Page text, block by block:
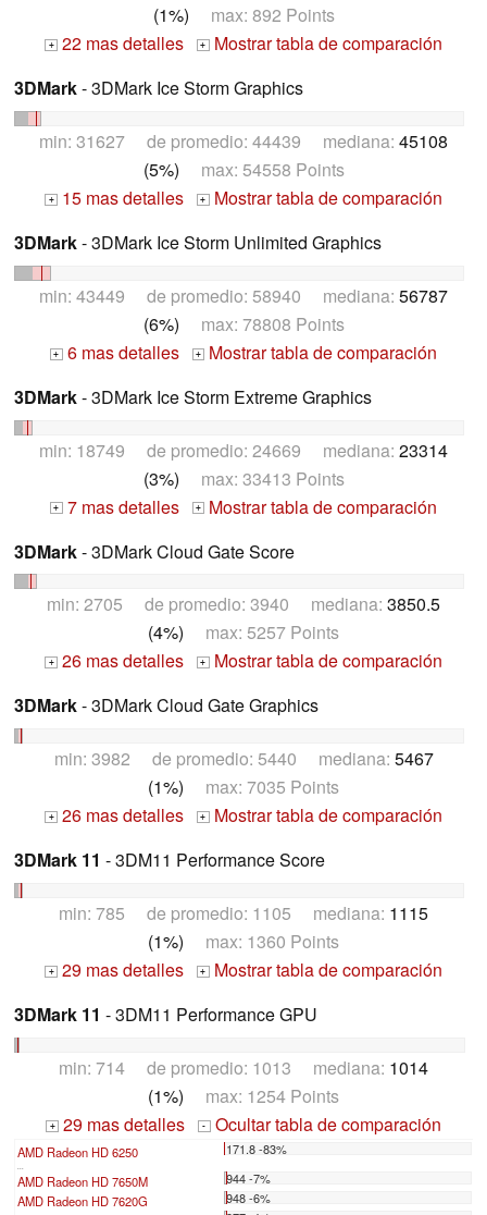
(1%) max: 892 Points
+ 22 mas detalles + Mostrar tabla de comparación
3DMark- 3DMark Ice Storm Graphics
min: 31627 de promedio: 44439 mediana: 45108
(5%) max: 54558 Points
+ 15 mas detalles + Mostrar tabla de comparación
3DMark- 3DMark Ice Storm Unlimited Graphics
min: 43449 de promedio: 58940 mediana: 56787
(6%) max: 78808 Points
+ 6 mas detalles +
Mostrar tabla de comparación
3DMark- 3DMark Ice Storm Extreme Graphics
min: 18749 de promedio: 24669 mediana: 23314
(3%) max: 33413 Points
+ 7 mas detalles +
Mostrar tabla de comparación
3DMark- 3DMark Cloud Gate Score
min: 2705 de promedio: 3940 mediana: 3850.5
(4%) max: 5257 Points
+ 26 mas detalles + Mostrar tabla de comparación
3DMark- 3DMark Cloud Gate Graphics
min: 3982 de promedio: 5440 mediana: 5467
(1%) max: 7035 Points
+ 26 mas detalles + Mostrar tabla de comparación
3DMark 11 - 3DM11 Performance Score
min: 785 de promedio: 1105 mediana: 1115
(1%) max: 1360 Points
+ 29 mas detalles + Mostrar tabla de comparación
3DMark 11 - 3DM11 Performance GPU
min: 714 de promedio: 1013 mediana: 1014
(1%) max: 1254 Points
+ 29 mas detalles - Ocultar tabla de comparación
AMD Radeon HD 6250 171.8 -83%
...
AMD Radeon HD 7650M
944 -7%
AMD Radeon HD 7620G
948 -6%